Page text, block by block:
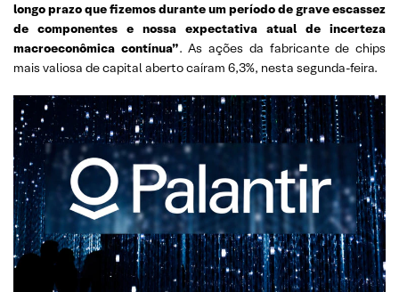
longo prazo que fizemos durante um período de grave escassez
de componentes e nossa expectativa atual de incerteza
macroeconômica contínua”. As ações da fabricante de chips
mais valiosa de capital aberto caíram 6,3%, nesta segunda-feira.